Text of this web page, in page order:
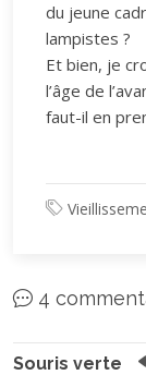
du jeune
lampistes ?
Et bien, je
l’âge de
faut-il en
4
Souris verte